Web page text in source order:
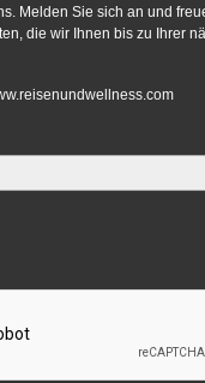
Melden Sie sich an und
die wir Ihnen bis zu Ihrer